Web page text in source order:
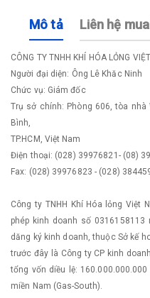
Mô tả Liên hệ
CÔNG TY TNHH KHÍ HÓA LỎNG
Người đại diện: Ông Lê Khăc Ninh
Chức vụ: Giám đốc
Trụ sở chính: Phòng 606, tòa nhà
Bình,
TP.HCM, Việt Nam
Điện thoại: (028) 39976821- (08)
Fax: (028) 39976823 - (028)
Công ty TNHH Khí Hóa lỏng Việt
phép kinh doanh số
dăng ký kinh doanh, thuộc Sở kế
trước đây là Công ty CP kinh
tổng vốn diều lệ:
miền Nam (Gas-South).